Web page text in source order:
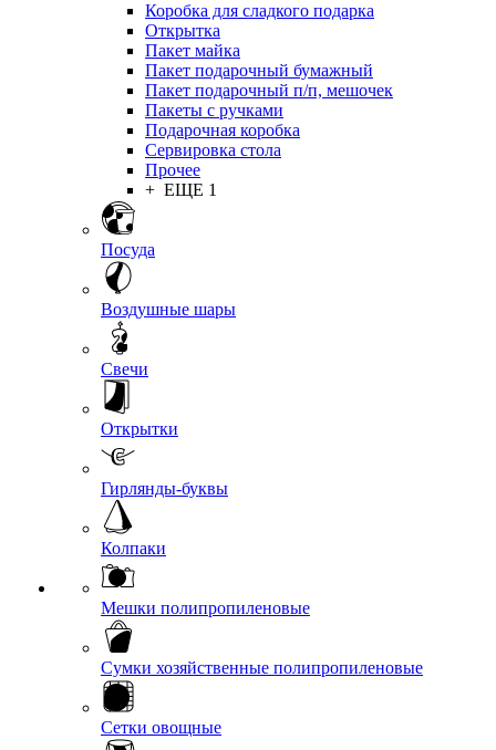
Коробка для сладкого подарка
Открытка
Пакет майка
Пакет подарочный бумажный
Пакет подарочный п/п, мешочек
Пакеты с ручками
Подарочная коробка
Сервировка стола
Прочее
+ ЕЩЕ 1
Посуда
Воздушные шары
Свечи
Открытки
Гирлянды-буквы
Колпаки
Мешки полипропиленовые
Сумки хозяйственные полипропиленовые
Сетки овощные